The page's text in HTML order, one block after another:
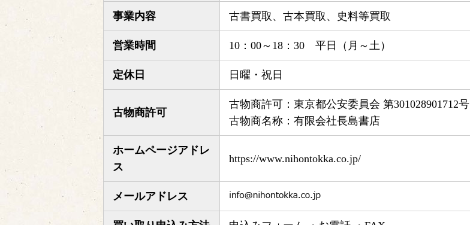
事業内容 古書買取、古本買取、史料等買取
営業時間 10：00～18：30 平日（月～土）
定休日 日曜・祝日
古物商許可
古物商許可：東京都公安委員会 第301028901712号
古物商名称：有限会社長島書店
ホームページアドレ
ス
https://www.nihontokka.co.jp/
メールアドレス